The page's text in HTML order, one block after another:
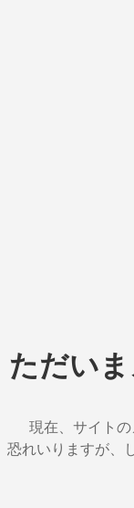
ただい
現在、サイト
恐れいりますが、